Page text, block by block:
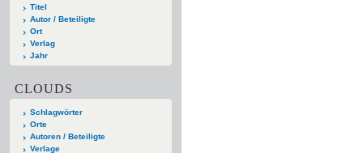
Titel
Autor / Beteiligte
Ort
Verlag
Jahr
CLOUDS
Schlagwörter
Orte
Autoren / Beteiligte
Verlage